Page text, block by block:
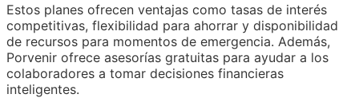
Estos planes ofrecen ventajas como tasas de interés
competitivas, flexibilidad para ahorrar y disponibilidad
de recursos para momentos de emergencia. Además,
Porvenir ofrece asesorías gratuitas para ayudar a los
colaboradores a tomar decisiones financieras
inteligentes.